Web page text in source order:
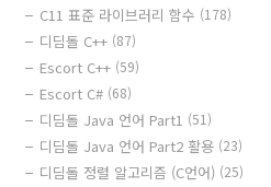
C11 표준 라이브러리 함수 (178)
디딤돌 C++ (87)
Escort C++ (59)
Escort C# (68)
디딤돌 Java 언어 Part1 (51)
디딤돌 Java 언어 Part2 활용 (23)
디딤돌 정렬 알고리즘 (C언어) (25)